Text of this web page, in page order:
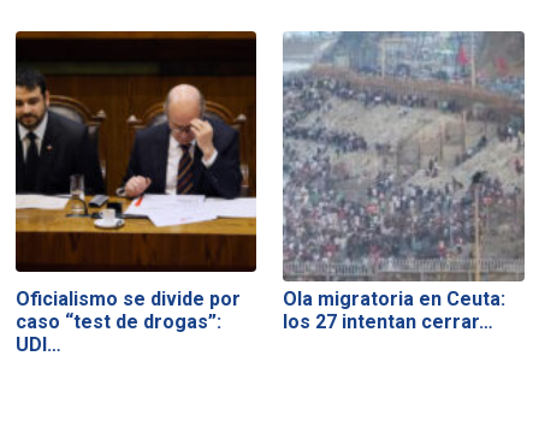
Oficialismo se divide por
caso “test de drogas”:
UDI…
Ola migratoria en Ceuta:
los 27 intentan cerrar…